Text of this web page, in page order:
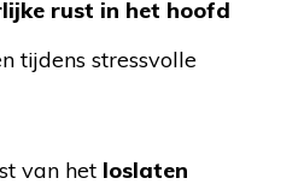
rust in het hoofd
tijdens stressvolle
van het loslaten